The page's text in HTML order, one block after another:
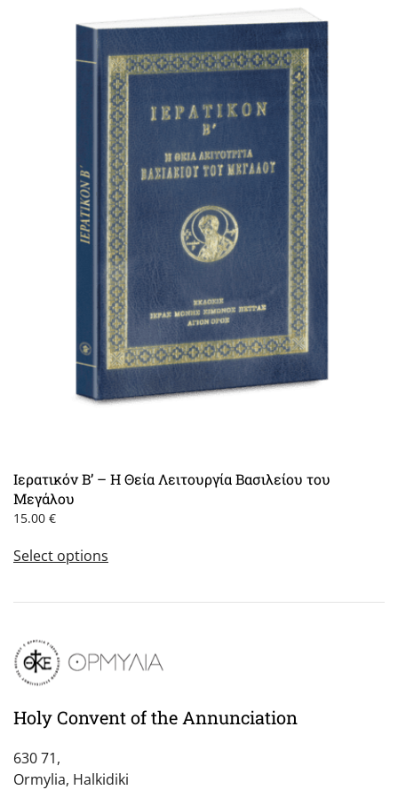
Ιερατικόν Β’ – Η Θεία Λειτουργία Βασιλείου του
Μεγάλου
15.00 €
Select optionsproduct
multiple
options
be
chosen
the
Holy Convent of the Annunciation
630 71,
Ormylia, Halkidiki